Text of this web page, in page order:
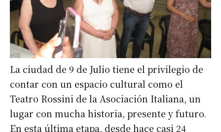
La ciudad de 9 de Julio tiene el privilegio de
contar con un espacio cultural como el
Teatro Rossini de la Asociación Italiana, un
lugar con mucha historia, presente y futuro.
En esta última etapa, desde hace casi 24